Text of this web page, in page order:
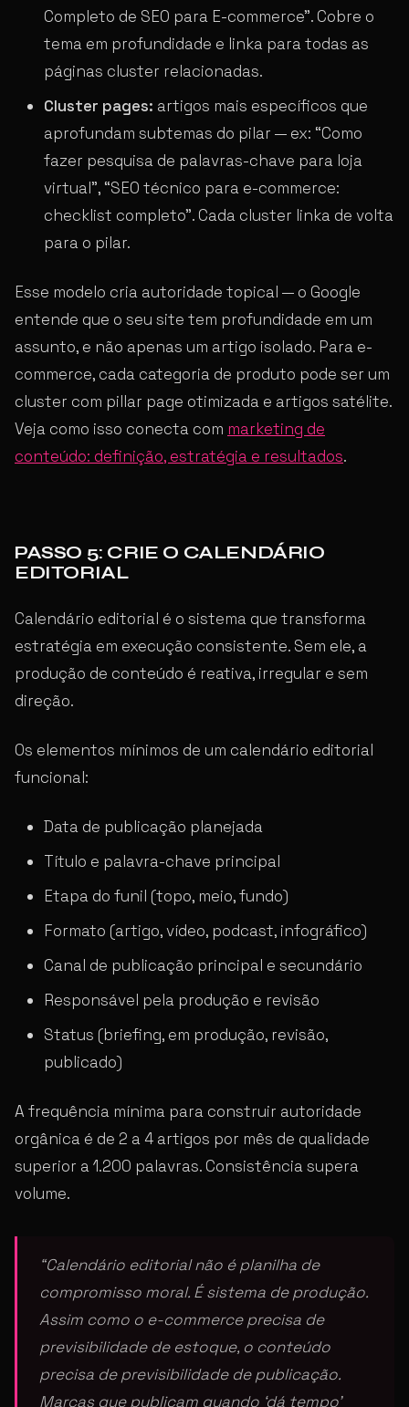
Completo de SEO para E-commerce”. Cobre o
tema em profundidade e linka para todas as
páginas cluster relacionadas.
Cluster pages: artigos mais específicos que
aprofundam subtemas do pilar — ex: “Como
fazer pesquisa de palavras-chave para loja
virtual”, “SEO técnico para e-commerce:
checklist completo”. Cada cluster linka de volta
para o pilar.
Esse modelo cria autoridade topical — o Google
entende que o seu site tem profundidade em um
assunto, e não apenas um artigo isolado. Para e-
commerce, cada categoria de produto pode ser um
cluster com pillar page otimizada e artigos satélite.
Veja como isso conecta com marketing de
conteúdo: definição, estratégia e resultados.
PASSO 5: CRIE O CALENDÁRIO
EDITORIAL
Calendário editorial é o sistema que transforma
estratégia em execução consistente. Sem ele, a
produção de conteúdo é reativa, irregular e sem
direção.
Os elementos mínimos de um calendário editorial
funcional:
Data de publicação planejada
Título e palavra-chave principal
Etapa do funil (topo, meio, fundo)
Formato (artigo, vídeo, podcast, infográfico)
Canal de publicação principal e secundário
Responsável pela produção e revisão
Status (briefing, em produção, revisão,
publicado)
A frequência mínima para construir autoridade
orgânica é de 2 a 4 artigos por mês de qualidade
superior a 1.200 palavras. Consistência supera
volume.
“Calendário editorial não é planilha de
compromisso moral. É sistema de produção.
Assim como o e-commerce precisa de
previsibilidade de estoque, o conteúdo
precisa de previsibilidade de publicação.
Marcas que publicam quando ‘dá tempo’